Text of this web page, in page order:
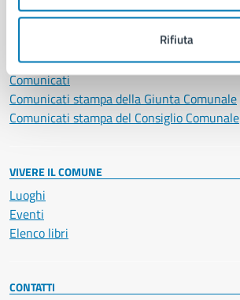
Rifiuta
NOVITÀ
Avvisi
Comunicati
Comunicati stampa della Giunta Comunale
Comunicati stampa del Consiglio Comunale
VIVERE IL COMUNE
Luoghi
Eventi
Elenco libri
CONTATTI